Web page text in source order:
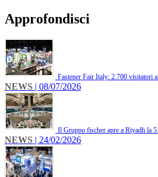
Approfondisci
Fastener Fair Italy: 2.700 visitatori
NEWS | 08/07/2026
Il Gruppo fischer apre a Riyadh la
NEWS | 24/02/2026